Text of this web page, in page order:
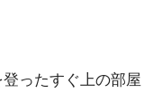
ったすぐ上の部屋